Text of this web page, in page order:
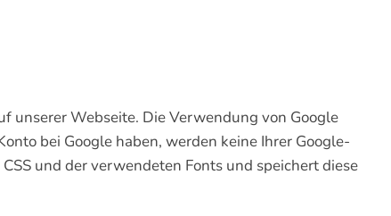
unserer Webseite. Die Verwendung von Google
bei Google haben, werden keine Ihrer Google-
und der verwendeten Fonts und speichert diese